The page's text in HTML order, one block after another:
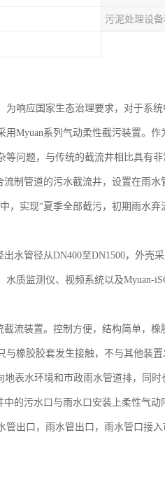
污泥处理设
响应国家生态治理要求，对于系
Myuan系列气动柔性截污装置。
问题，与传统的截流井相比具有非
制管道的污水截流井，设置在雨
，实现“夏季全部截污，初期雨水
水管径从DN400至DN1500，外壳
质监测仪、视频系统以及Myuan-
流装置。控制方便，结构简单，
橡胶胶套发生接触，不与其他装置
表水环境和市政雨水管道排，同时
的污水口与雨水口安装上柔性气
管出口，雨水管出口，雨水管口接